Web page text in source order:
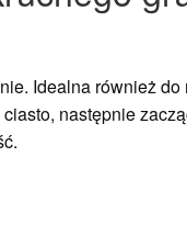
Idealna również do
następnie